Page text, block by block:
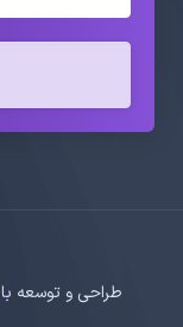
طراحی و توسعه با